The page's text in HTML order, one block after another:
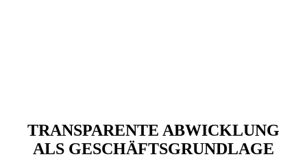
TRANSPARENTE ABWICKLUNG
ALS GESCHÄFTSGRUNDLAGE